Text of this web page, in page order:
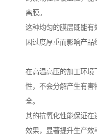
离膜。
这种均匀的膜层既能有
因过度厚重而影响产品
在高温高压的加工环境
性，不会分解产生有害
全。
其的抗氧化性能保证在
效果，显著提升生产效